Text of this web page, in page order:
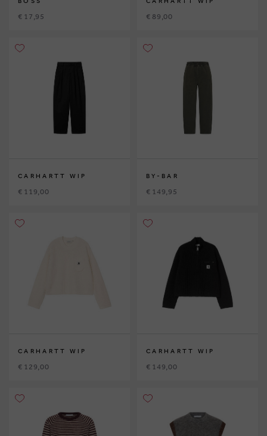
€ 17,95 € 89,00
CARHARTT WIP
€ 119,00
BY-BAR
€ 149,95
CARHARTT WIP
€ 129,00
CARHARTT WIP
€ 149,00